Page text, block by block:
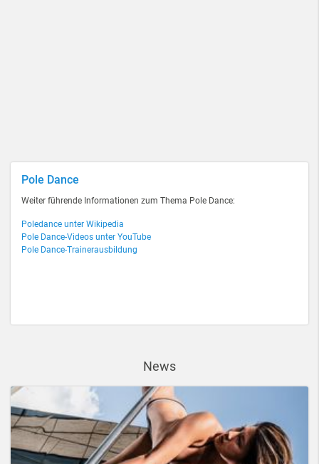
Pole Dance
Weiter führende Informationen zum Thema Pole Dance:
Poledance unter Wikipedia
Pole Dance-Videos unter YouTube
Pole Dance-Trainerausbildung
News